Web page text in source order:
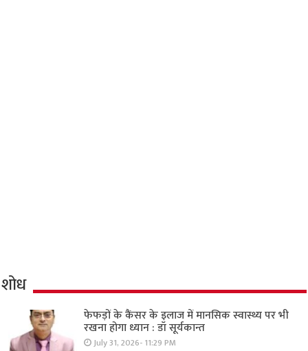
शोध
फेफड़ों के कैंसर के इलाज में मानसिक स्वास्थ्य पर भी
रखना होगा ध्यान : डॉ सूर्यकान्त
July 31, 2026- 11:29 PM